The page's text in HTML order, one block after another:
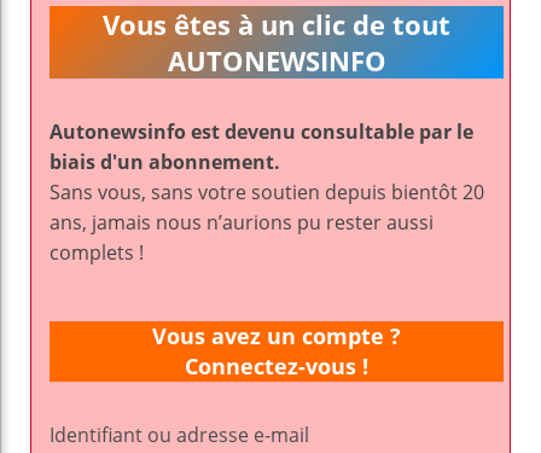
Vous êtes à un clic de tout
AUTONEWSINFO
Autonewsinfo est devenu consultable par le
biais d'un abonnement.
Sans vous, sans votre soutien depuis bientôt 20
ans, jamais nous n’aurions pu rester aussi
complets !
Vous avez un compte ?
Connectez-vous !
Identifiant ou adresse e-mail